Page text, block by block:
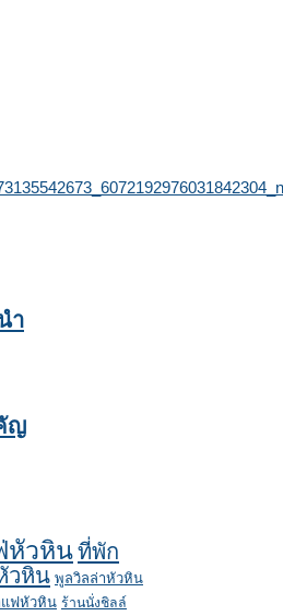
ำ
ญ
หัวหินที่พัก
วหิน พูลวิลล่าหัวหิน
แฟหัวหิน ร้านนั่งชิลล์